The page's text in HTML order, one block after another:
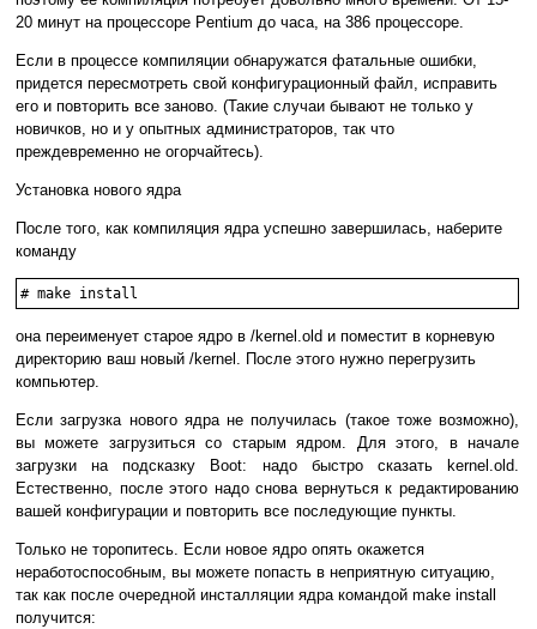
20 минут на процессоре Pentium до часа, на 386 процессоре.
Если в процессе компиляции обнаружатся фатальные ошибки,
придется пересмотреть свой конфигурационный файл, исправить
его и повторить все заново. (Такие случаи бывают не только у
новичков, но и у опытных администраторов, так что
преждевременно не огорчайтесь).
Установка нового ядра
После того, как компиляция ядра успешно завершилась, наберите
команду
# make install
она переименует старое ядро в /kernel.old и поместит в корневую
директорию ваш новый /kernel. После этого нужно перегрузить
компьютер.
Если загрузка нового ядра не получилась (такое тоже возможно),
вы можете загрузиться со старым ядром. Для этого, в начале
загрузки на подсказку Boot: надо быстро сказать kernel.old.
Естественно, после этого надо снова вернуться к редактированию
вашей конфигурации и повторить все последующие пункты.
Только не торопитесь. Если новое ядро опять окажется
неработоспособным, вы можете попасть в неприятную ситуацию,
так как после очередной инсталляции ядра командой make install
получится: